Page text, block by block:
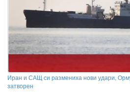
Иран и САЩ си размениха нови удари,
затворен